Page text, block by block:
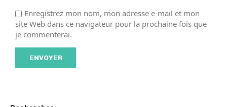
Enregistrez mon nom, mon adresse e-mail et mon
site Web dans ce navigateur pour la prochaine fois que
je commenterai.